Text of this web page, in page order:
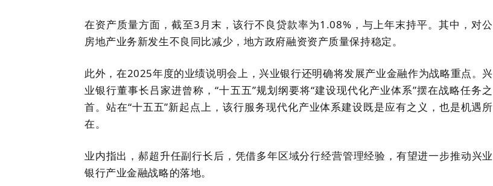
在资产质量方面，截至3月末，该行不良贷款率为1.08%，与上年末持平。其中，对公
房地产业务新发生不良同比减少，地方政府融资资产质量保持稳定。
此外，在2025年度的业绩说明会上，兴业银行还明确将发展产业金融作为战略重点。兴
业银行董事长吕家进曾称，“十五五”规划纲要将“建设现代化产业体系”摆在战略任务之
首。站在“十五五”新起点上，该行服务现代化产业体系建设既是应有之义，也是机遇所
在。
业内指出，郝超升任副行长后，凭借多年区域分行经营管理经验，有望进一步推动兴业
银行产业金融战略的落地。